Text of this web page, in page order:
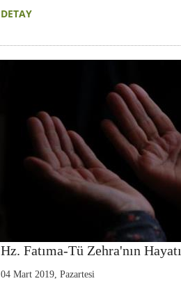
DETAY
Hz. Fatıma-Tü Zehra'nın Hayatı
04 Mart 2019, Pazartesi